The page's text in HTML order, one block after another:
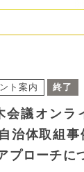
ト案内 終了
会議オンラ
治体取組事
プローチに